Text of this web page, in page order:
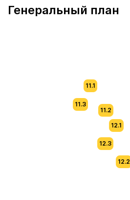
Генеральный план
11.3
11.1
11.2
12.1
12.2
12.3